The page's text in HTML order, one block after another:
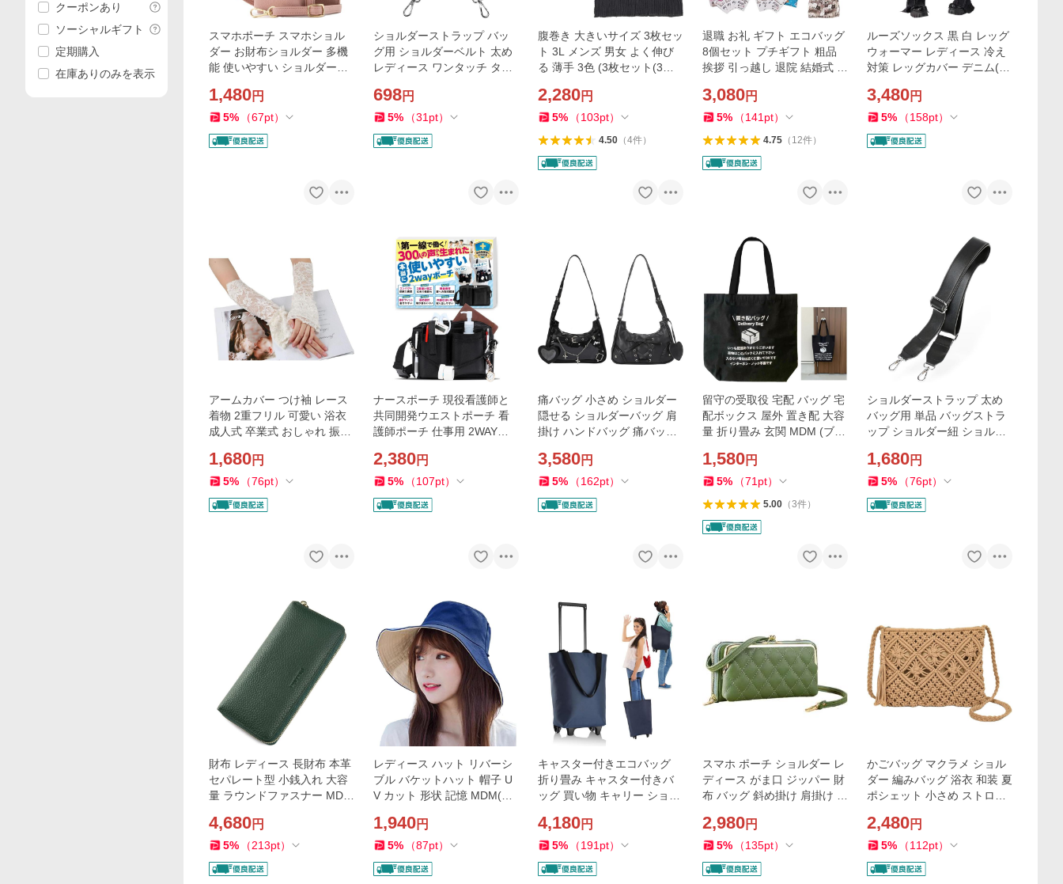
スマホポーチ スマホショル
ダー お財布ショルダー 多機
能 使いやすい ショルダーバ
5x17.8x4cm)
1,480円
5% （67pt）
ショルダーストラップ バッ
グ用 ショルダーベルト 太め
レディース ワンタッチ タイ
698円
5% （31 pt）
腹巻き 大きいサイズ 3枚セッ
ト 3L メンズ 男女 よく伸び
る 薄手 3色 (3枚セット(3色),
2,280円
5% （103pt）
4.50（4件）
退職 お礼 ギフト エコバッグ
8個セット プチギフト 粗品
挨拶 引っ越し 退院 結婚式 個
(ターコイズ)
3,080円
5% （141 pt）
4.75（ 12件）
ルーズソックス 黒 白 レッグ
ウォーマー レディース 冷え
対策 レッグカバー デニム(ブ
3,480円
5% （158pt）
アームカバー つけ袖 レース
着物 2重フリル 可愛い 浴衣
成人式 卒業式 おしゃれ 振袖
フリル)
1,680円
5% （76pt）
ナースポーチ 現役看護師と
共同開発ウエストポーチ 看
護師ポーチ 仕事用 2WAY仕
M)
2,380円
5% （107pt）
痛バッグ 小さめ ショルダー
隠せる ショルダーバッグ 肩
掛け ハンドバッグ 痛バック
活 鞄 (ブラック)
3,580円
5% （162pt）
留守の受取役 宅配 バッグ 宅
配ボックス 屋外 置き配 大容
量 折り畳み 玄関 MDM (ブラ
cm)
1,580円
5% （71 pt）
5.00（3件）
ショルダーストラップ 太め
バッグ用 単品 バッグストラ
ップ ショルダー紐 ショルダ
ク(金具シルバー))
1,680円
5% （76pt）
財布 レディース 長財布 本革
セパレート型 小銭入れ 大容
量 ラウンドファスナー MDM
4,680円
5% （213pt）
レディース ハット リバーシ
ブル バケットハット 帽子 U
V カット 形状 記憶 MDM(ネ
1,940円
5% （87pt）
キャスター付きエコバッグ
折り畳み キャスター付きバ
ッグ 買い物 キャリー ショッ
4,180円
5% （191 pt）
スマホ ポーチ ショルダー レ
ディース がま口 ジッパー 財
布 バッグ 斜め掛け 肩掛け 軽
2,980円
5% （135pt）
かごバッグ マクラメ ショル
ダー 編みバッグ 浴衣 和装 夏
ポシェット 小さめ ストロー
(ブラウン)
2,480円
5% （112pt）
クーポンあり
ソーシャルギフト
定期購入
在庫ありのみを表示